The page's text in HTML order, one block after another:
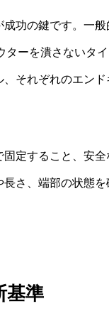
功の鍵です。一般
ーを潰さないタ
それぞれのエン
定すること、安
さ、端部の状態
基準